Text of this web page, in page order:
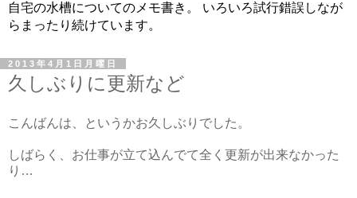
自宅の水槽についてのメモ書き。 いろいろ試行錯誤しなが
らまったり続けています。
2013年4月1日月曜日
久しぶりに更新など
こんばんは、というかお久しぶりでした。
しばらく、お仕事が立て込んでて全く更新が出来なかった
り…